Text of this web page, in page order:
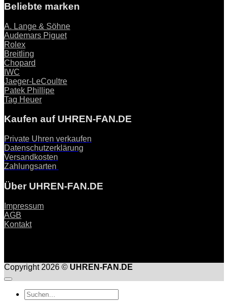
Beliebte marken
A. Lange & Söhne
Audemars Piguet
Rolex
Breitling
Chopard
IWC
Jaeger-LeCoultre
Patek Phillipe
Tag Heuer
Kaufen auf UHREN-FAN.DE
Private Uhren verkaufen
Datenschutzerklärung
Versandkosten
Zahlungsarten
Über UHREN-FAN.DE
Impressum
AGB
Kontakt
Copyright 2026 © UHREN-FAN.DE
Suche
nach: